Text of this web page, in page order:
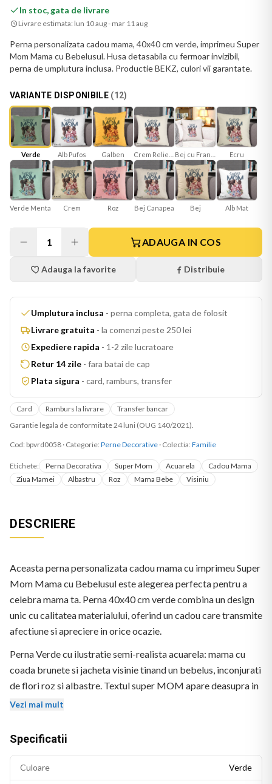
In stoc, gata de livrare
Livrare estimata: lun 10 aug - mar 11 aug
Perna personalizata cadou mama, 40x40 cm verde, imprimeu Super
Mom Mama cu Bebelusul. Husa detasabila cu fermoar invizibil,
perna de umplutura inclusa. Productie BEKZ, culori vii garantate.
VARIANTE DISPONIBILE (12)
Verde Alb Pufos Galben Ecru
Verde Menta Crem Roz Bej Canapea Bej Alb Mat
1 ADAUGA IN COS
Adauga la favorite Distribuie
Umplutura inclusa - perna completa, gata de folosit
Livrare gratuita - la comenzi peste 250 lei
Expediere rapida - 1-2 zile lucratoare
Retur 14 zile - fara batai de cap
Plata sigura - card, ramburs, transfer
Card Ramburs la livrare
Transfer bancar
Garantie legala de conformitate 24 luni (OUG 140/2021).
Cod: bpvrd0058 · Categorie: Perne Decorative · Colectia: Familie
Etichete: Perna Decorativa Super Mom Acuarela
Cadou Mama
Ziua Mamei
Albastru Roz Mama Bebe Visiniu
DESCRIERE
Aceasta perna personalizata cadou mama cu imprimeu Super
Mom Mama cu Bebelusul este alegerea perfecta pentru a
celebra mama ta. Perna 40x40 cm verde combina un design
unic cu calitatea materialului, oferind un cadou care transmite
afectiune si apreciere in orice ocazie.
Perna Verde cu ilustratie semi-realista acuarela: mama cu
coada brunete si jacheta visinie tinand un bebelus, inconjurati
de flori roz si albastre. Textul super MOM apare deasupra in
albastru-gri. Pe jachete apar textele MAMA si BABE.
Vezi mai mult
Specificatii
Culoare Verde